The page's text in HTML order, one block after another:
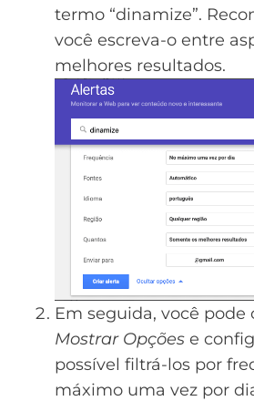
termo “dinamize”.
você escreva-o entre
melhores resultados.
Em seguida, você pode
Mostrar Opções e
possível filtrá-los por
máximo uma vez por